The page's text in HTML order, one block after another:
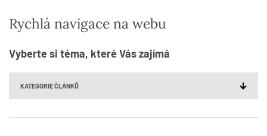
Rychlá navigace na webu
Vyberte si téma, které Vás zajímá